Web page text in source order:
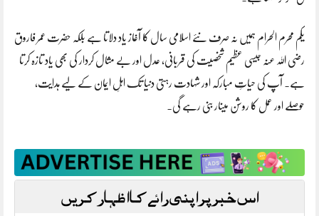
یکم محرم الحرام ہمیں نہ صرف نئے اسلامی سال کا آغاز یاد دلاتا ہے بلکہ حضرت عمر فاروق
رضی اللہ عنہ جیسی عظیم شخصیت کی قربانی، عدل اور بے مثال کردار کی بھی یاد تازہ کرتا
ہے۔ آپ کی حیاتِ مبارکہ اور شہادت رہتی دنیا تک اہلِ ایمان کے لیے ہدایت،
حوصلے اور عمل کا روشن مینار بنی رہے گی۔
اس خبر پر اپنی رائے کا اظہار کریں